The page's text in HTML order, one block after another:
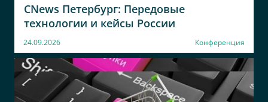
Руководитель направления
масштабированию
Росгидромета
инженер 1 категории
Магнит Софтлайн
CNews Петербург: Передовые
технологии и кейсы России
24.09.2026 Конференция